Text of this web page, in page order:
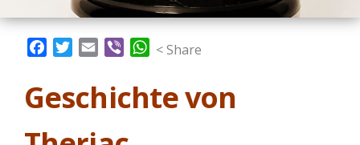
FacebookTwitter
Email Viber WhatsApp
< Share
Geschichte von